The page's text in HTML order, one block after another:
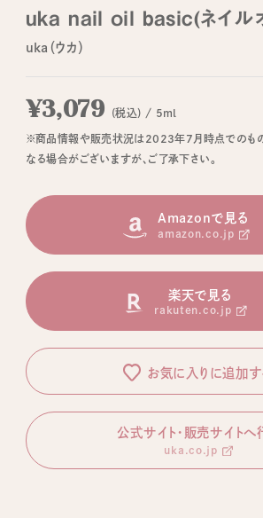
uka nail oil basic(ネイル
uka（ウカ）
¥3,079 (税込) / 5ml
※商品情報や販売状況は2023年7月時点でのも
なる場合がございますが、ご了承下さい。
Amazonで見る
amazon.co.jp
楽天で見る
rakuten.co.jp
お気に入りに追加す
公式サイト・販売サイトへ
uka.co.jp